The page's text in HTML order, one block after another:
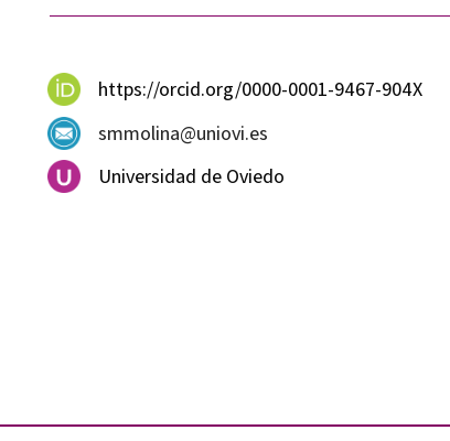
https://orcid.org/0000-0001-9467-904X
smmolina@uniovi.es
Universidad de Oviedo